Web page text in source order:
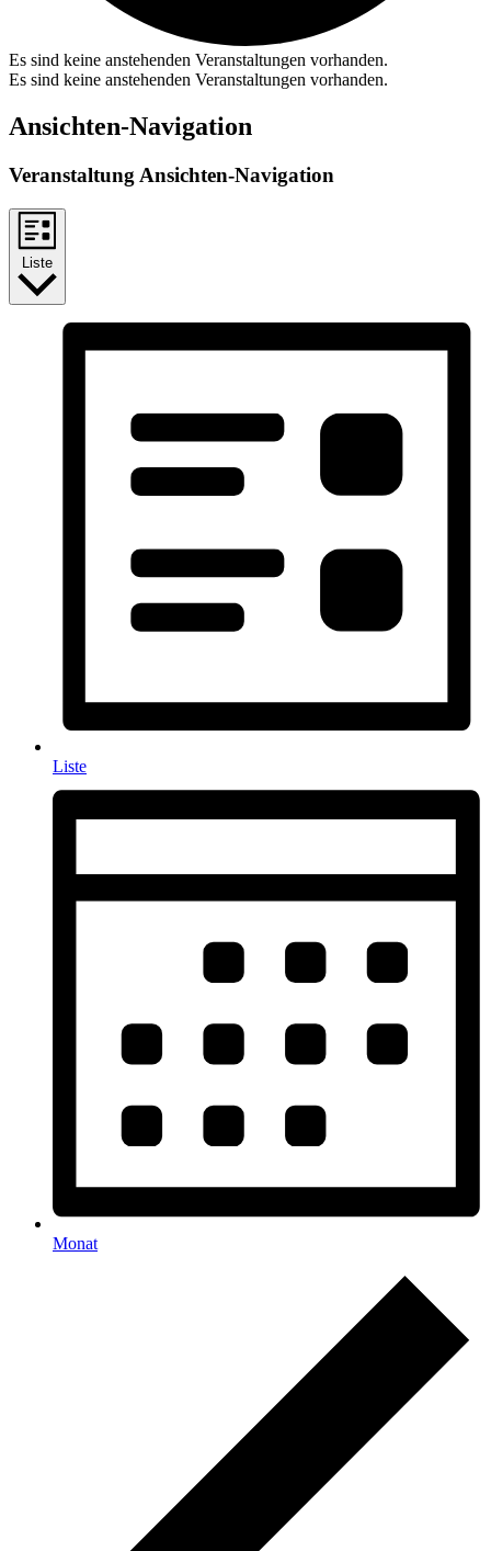
Es sind keine anstehenden Veranstaltungen vorhanden.
Es sind keine anstehenden Veranstaltungen vorhanden.
Ansichten-Navigation
Veranstaltung Ansichten-Navigation
Liste
Liste
Monat